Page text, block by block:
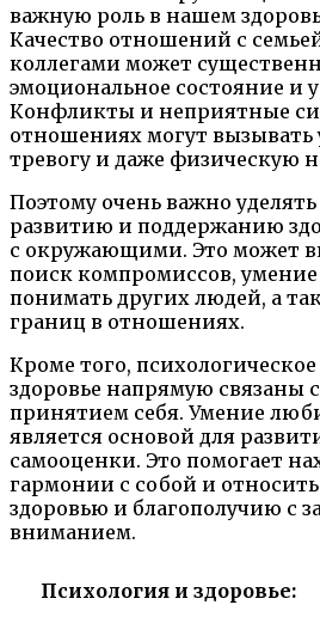
важную роль в нашем
Качество отношений с
коллегами может
эмоциональное состояние и
Конфликты и неприятные
отношениях могут вызывать
тревогу и даже физическую
Поэтому очень важно
развитию и поддержанию
с окружающими. Это может
поиск компромиссов,
понимать других людей, а
границ в отношениях.
Кроме того,
здоровье напрямую связаны
принятием себя. Умение
является основой для
самооценки. Это помогает
гармонии с собой и
здоровью и благополучию с
вниманием.
Психология и здоровье: